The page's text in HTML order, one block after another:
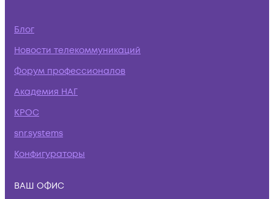
Блог
Новости телекоммуникаций
Форум профессионалов
Академия НАГ
КРОС
snr.systems
Конфигураторы
ВАШ ОФИС